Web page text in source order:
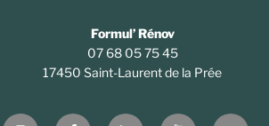
Formul’ Rénov
07 68 05 75 45
17450 Saint-Laurent de la Prée